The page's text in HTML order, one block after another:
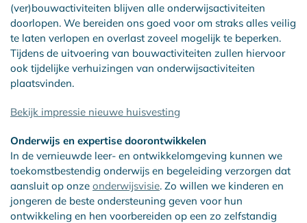
(ver)bouwactiviteiten blijven alle onderwijsactiviteiten
doorlopen. We bereiden ons goed voor om straks alles veilig
te laten verlopen en overlast zoveel mogelijk te beperken.
Tijdens de uitvoering van bouwactiviteiten zullen hiervoor
ook tijdelijke verhuizingen van onderwijsactiviteiten
plaatsvinden.
Bekijk impressie nieuwe huisvesting
Onderwijs en expertise doorontwikkelen
In de vernieuwde leer- en ontwikkelomgeving kunnen we
toekomstbestendig onderwijs en begeleiding verzorgen dat
aansluit op onze onderwijsvisie. Zo willen we kinderen en
jongeren de beste ondersteuning geven voor hun
ontwikkeling en hen voorbereiden op een zo zelfstandig